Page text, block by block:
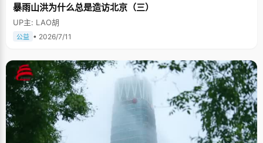
暴雨山洪为什么总是造访北京（三）
UP主: LAO胡
公益 • 2026/7/11